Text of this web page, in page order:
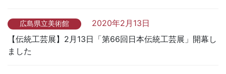
広島県立美術館
2020年2月13日
【伝統工芸展】2月13日「第66回日本伝統工芸展」開幕し
ました